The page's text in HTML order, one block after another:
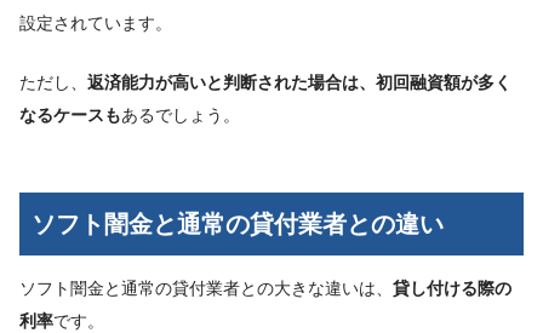
設定されています。
ただし、 返済能力が高いと判断された場合は、初回融資額が多く
なるケースもあるでしょう。
ソフト闇金と通常の貸付業者との違い
ソフト闇金と通常の貸付業者との大きな違いは、 貸し付ける際の
利率です。